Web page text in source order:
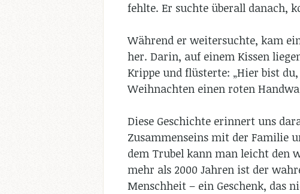
fehlte. Er suchte überall danach,
Während er weitersuchte, kam
her. Darin, auf einem Kissen
Krippe und flüsterte: „Hier bist
Weihnachten einen roten
Diese Geschichte erinnert uns
Zusammenseins mit der Familie
dem Trubel kann man leicht den
mehr als 2000 Jahren ist der
Menschheit – ein Geschenk, das